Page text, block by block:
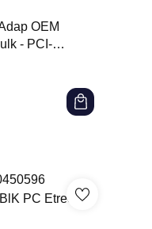
von 0 von 5 Sternen
OEM
- PCI-